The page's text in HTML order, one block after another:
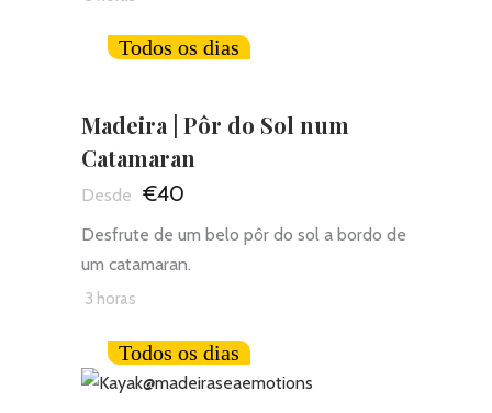
Todos os dias
Madeira | Pôr do Sol num
Catamaran
€40
Desfrute de um belo pôr do sol a bordo de
um catamaran.
3 horas
Todos os dias